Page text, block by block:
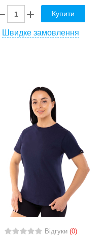
Купити
Швидке замовлення
Відгуки (0)